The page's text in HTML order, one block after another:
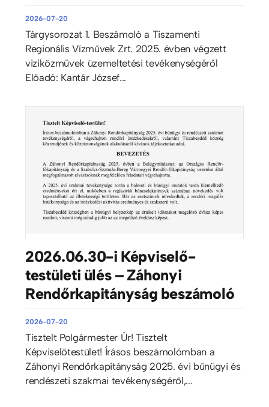
2026-07-20
Tárgysorozat 1. Beszámoló a Tiszamenti
Regionális Vízművek Zrt. 2025. évben végzett
viziközművek üzemeltetési tevékenységéről
Előadó: Kantár József...
2026.06.30-i Képviselő-
testületi ülés – Záhonyi
Rendőrkapitányság beszámoló
2026-07-20
Tisztelt Polgármester Úr! Tisztelt
Képviselőtestület! Írásos beszámolómban a
Záhonyi Rendőrkapitányság 2025. évi bűnügyi és
rendészeti szakmai tevékenységéről,...